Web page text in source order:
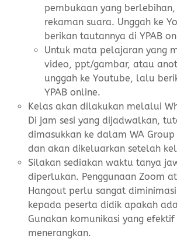
pembukaan yang
rekaman suara. Unggah ke
berikan tautannya di YPAB
Untuk mata pelajaran yang
video, ppt/gambar, atau
unggah ke Youtube, lalu
YPAB online.
Kelas akan dilakukan melalui
Di jam sesi yang dijadwalkan,
dimasukkan ke dalam WA
dan akan dikeluarkan setelah
Silakan sediakan waktu tanya
diperlukan. Penggunaan Zoom
Hangout perlu sangat
kepada peserta didik apakah
Gunakan komunikasi yang
menerangkan.